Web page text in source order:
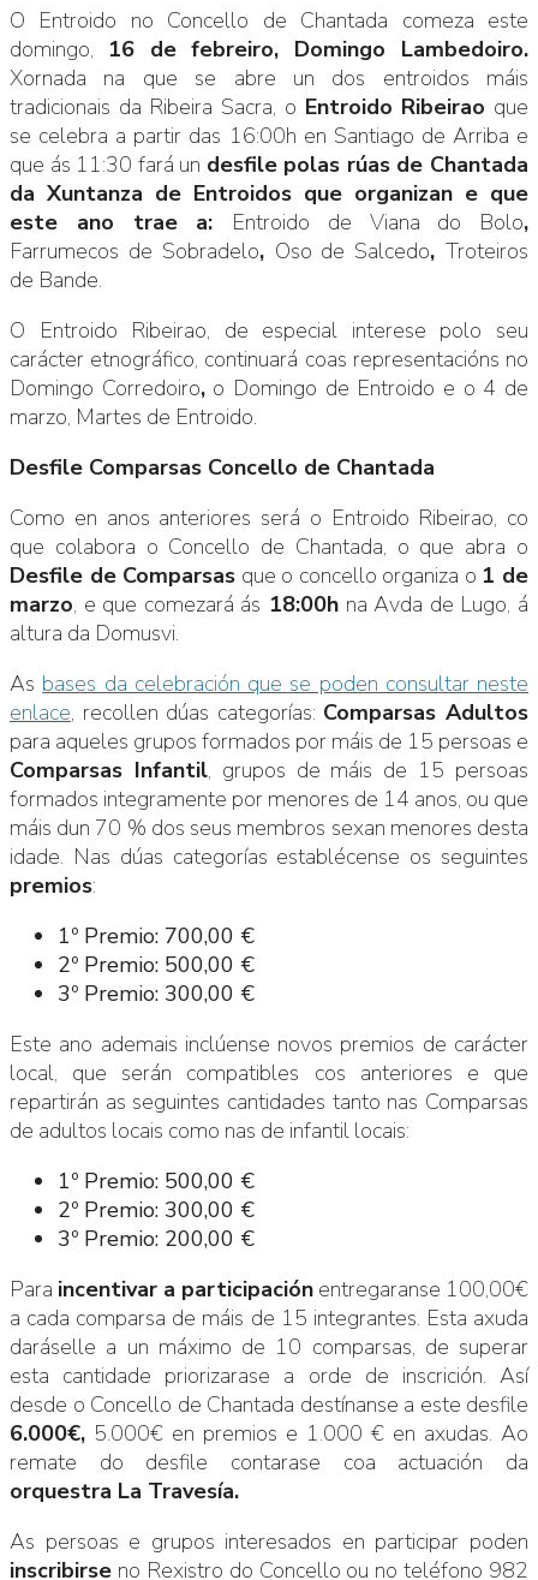
O Entroido no Concello de Chantada comeza este
domingo, 16 de febreiro, Domingo Lambedoiro.
Xornada na que se abre un dos entroidos máis
tradicionais da Ribeira Sacra, o Entroido Ribeirao que
se celebra a partir das 16:00h en Santiago de Arriba e
que ás 11:30 fará un desfile polas rúas de Chantada
da Xuntanza de Entroidos que organizan e que
este ano trae a: Entroido de Viana do Bolo,
Farrumecos de Sobradelo, Oso de Salcedo,Troteiros
de Bande.
O Entroido Ribeirao, de especial interese polo seu
carácter etnográfico, continuará coas representacións no
Domingo Corredoiro,o Domingo de Entroido e o 4 de
marzo, Martes de Entroido.
Desfile Comparsas Concello de Chantada
Como en anos anteriores será o Entroido Ribeirao, co
que colabora o Concello de Chantada, o que abra o
Desfile de Comparsas que o concello organiza o 1 de
marzo, e que comezará ás 18:00h na Avda de Lugo, á
altura da Domusvi.
As bases da celebración que se poden consultar neste
enlace, recollen dúas categorías: Comparsas Adultos
para aqueles grupos formados por máis de 15 persoas e
Comparsas Infantil, grupos de máis de 15 persoas
formados integramente por menores de 14 anos, ou que
máis dun 70 % dos seus membros sexan menores desta
idade. Nas dúas categorías establécense os seguintes
premios:
1º Premio: 700,00 €
2º Premio: 500,00 €
3º Premio: 300,00 €
Este ano ademais inclúense novos premios de carácter
local, que serán compatibles cos anteriores e que
repartirán as seguintes cantidades tanto nas Comparsas
de adultos locais como nas de infantil locais:
1º Premio: 500,00 €
2º Premio: 300,00 €
3º Premio: 200,00 €
Para incentivar a participación entregaranse 100,00€
a cada comparsa de máis de 15 integrantes. Esta axuda
daráselle a un máximo de 10 comparsas, de superar
esta cantidade priorizarase a orde de inscrición. Así
desde o Concello de Chantada destínanse a este desfile
6.000€, 5.000€ en premios e 1.000 € en axudas. Ao
remate do desfile contarase coa actuación da
orquestra La Travesía.
As persoas e grupos interesados en participar poden
inscribirse no Rexistro do Concello ou no teléfono 982